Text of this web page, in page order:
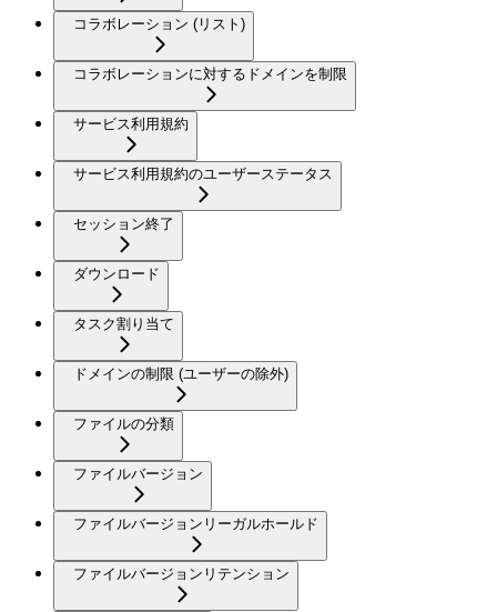
コラボレーション (リスト)
コラボレーションに対するドメインを制限
サービス利用規約
サービス利用規約のユーザーステータス
セッション終了
ダウンロード
タスク割り当て
ドメインの制限 (ユーザーの除外)
ファイルの分類
ファイルバージョン
ファイルバージョンリーガルホールド
ファイルバージョンリテンション